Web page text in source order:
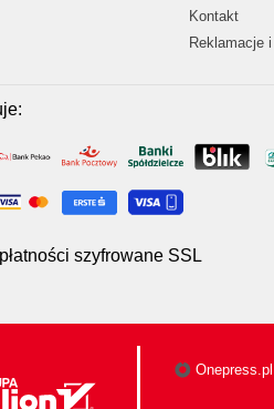
Kontakt
Reklamacje
szyfrowane SSL
Onepress.pl